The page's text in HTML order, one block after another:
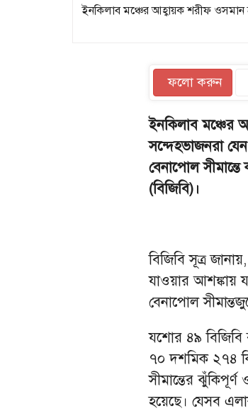
ইনকিলাব মঞ্চের আহ্বায়ক শরীফ ওসমান
ফলো করুন
ইনকিলাব মঞ্চের
সন্দেহভাজনরা
বেনাপোল
(বিজিবি)।
বিজিবি সূত্র
যাওয়ার আশঙ্কায়
বেনাপোল
যশোর ৪৯ বিজিবি
৭০ দশমিক ২৭৪
সীমান্তের
হয়েছে। যেসব